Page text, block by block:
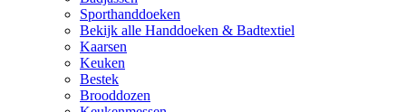
Sporthanddoeken
Bekijk alle Handdoeken & Badtextiel
Kaarsen
Keuken
Bestek
Brooddozen